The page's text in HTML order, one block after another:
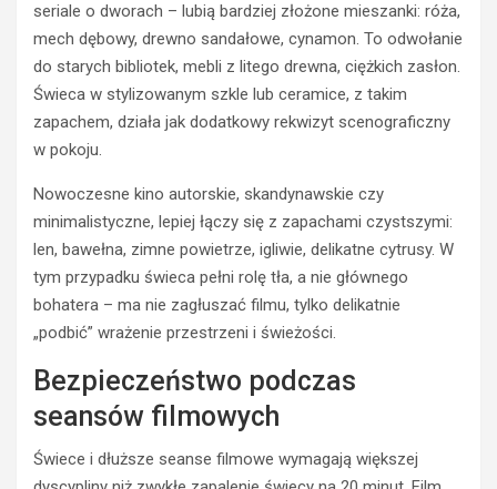
seriale o dworach – lubią bardziej złożone mieszanki: róża,
mech dębowy, drewno sandałowe, cynamon. To odwołanie
do starych bibliotek, mebli z litego drewna, ciężkich zasłon.
Świeca w stylizowanym szkle lub ceramice, z takim
zapachem, działa jak dodatkowy rekwizyt scenograficzny
w pokoju.
Nowoczesne kino autorskie, skandynawskie czy
minimalistyczne, lepiej łączy się z zapachami czystszymi:
len, bawełna, zimne powietrze, igliwie, delikatne cytrusy. W
tym przypadku świeca pełni rolę tła, a nie głównego
bohatera – ma nie zagłuszać filmu, tylko delikatnie
„podbić” wrażenie przestrzeni i świeżości.
Bezpieczeństwo podczas
seansów filmowych
Świece i dłuższe seanse filmowe wymagają większej